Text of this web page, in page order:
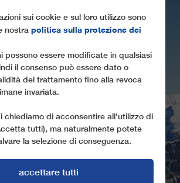
DORFBAHN
sui cookie e sul loro utilizzo sono
nostra politica sulla protezione dei
possono essere modificate in qualsiasi
il consenso può essere dato o
del trattamento fino alla revoca
invariata.
chiediamo di acconsentire all'utilizzo di
tutti), ma naturalmente potete
la selezione di conseguenza.
accettare tutti